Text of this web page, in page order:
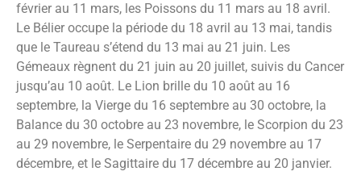
février au 11 mars, les Poissons du 11 mars au 18 avril.
Le Bélier occupe la période du 18 avril au 13 mai, tandis
que le Taureau s’étend du 13 mai au 21 juin. Les
Gémeaux règnent du 21 juin au 20 juillet, suivis du Cancer
jusqu’au 10 août. Le Lion brille du 10 août au 16
septembre, la Vierge du 16 septembre au 30 octobre, la
Balance du 30 octobre au 23 novembre, le Scorpion du 23
au 29 novembre, le Serpentaire du 29 novembre au 17
décembre, et le Sagittaire du 17 décembre au 20 janvier.